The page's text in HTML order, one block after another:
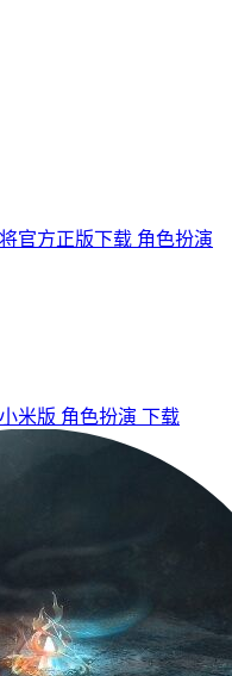
官方正版下载 角色扮演
米版 角色扮演 下载